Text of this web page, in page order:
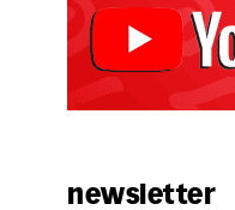
newsletter